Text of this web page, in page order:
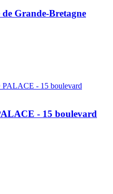
Grande-Bretagne
- 15 boulevard